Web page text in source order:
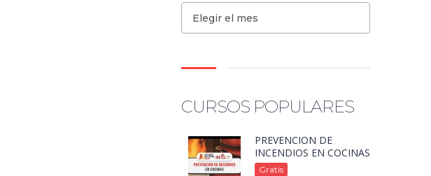
Elegir el mes
CURSOS POPULARES
PREVENCIÓN DE
INCENDIOS EN COCINAS
Gratis